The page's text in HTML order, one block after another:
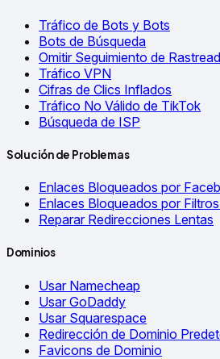
Tráfico de Bots y Bots
Bots de Búsqueda
Omitir Seguimiento de
Tráfico VPN
Cifras de Clics Inflados
Tráfico No Válido de TikTok
Búsqueda de ISP
Solución de Problemas
Enlaces Bloqueados por
Enlaces Bloqueados por
Reparar Redirecciones Lentas
Dominios
Usar Namecheap
Usar GoDaddy
Usar Squarespace
Redirección de Dominio
Favicons de Dominio